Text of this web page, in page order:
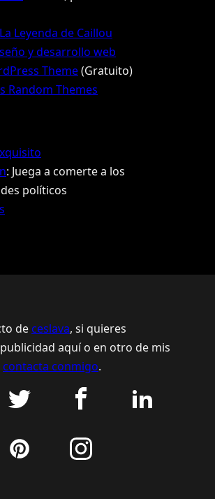
La Leyenda de Caillou
y desarrollo web
Theme(Gratuito)
Random Themes
: Juega a comerte a los
políticos
de ceslava, si quieres
aquí o en otro de mis
contacta conmigo.